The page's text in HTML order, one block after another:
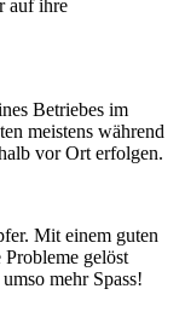
auf ihre
Betriebes im
meistens während
vor Ort erfolgen.
Mit einem guten
gelöst
mehr Spass!